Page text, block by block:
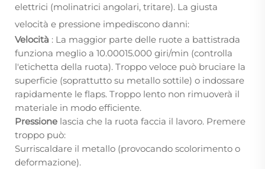
elettrici (molinatrici angolari, tritare). La giusta
velocità e pressione impediscono danni:
Velocità : La maggior parte delle ruote a battistrada
funziona meglio a 10.00015.000 giri/min (controlla
l'etichetta della ruota). Troppo veloce può bruciare la
superficie (soprattutto su metallo sottile) o indossare
rapidamente le flaps. Troppo lento non rimuoverà il
materiale in modo efficiente.
Pressione lascia che la ruota faccia il lavoro. Premere
troppo può:
Surriscaldare il metallo (provocando scolorimento o
deformazione).